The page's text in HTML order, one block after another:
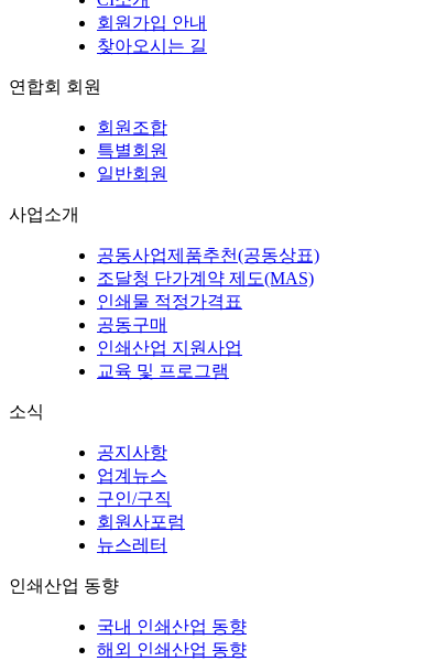
회원가입 안내
찾아오시는 길
연합회 회원
회원조합
특별회원
일반회원
사업소개
공동사업제품추천(공동상표)
조달청 단가계약 제도(MAS)
인쇄물 적정가격표
공동구매
인쇄산업 지원사업
교육 및 프로그램
소식
공지사항
업계뉴스
구인/구직
회원사포럼
뉴스레터
인쇄산업 동향
국내 인쇄산업 동향
해외 인쇄산업 동향